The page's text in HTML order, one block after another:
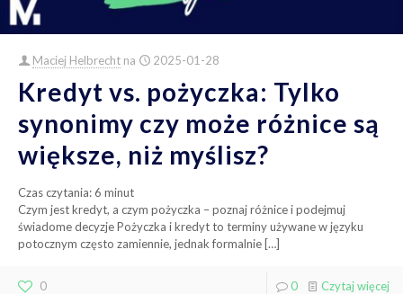
Maciej Helbrecht na 2025-01-28
Kredyt vs. pożyczka: Tylko
synonimy czy może różnice są
większe, niż myślisz?
Czas czytania:6 minut
Czym jest kredyt, a czym pożyczka – poznaj różnice i podejmuj
świadome decyzje Pożyczka i kredyt to terminy używane w języku
potocznym często zamiennie, jednak formalnie […]
0 0 Czytaj więcej